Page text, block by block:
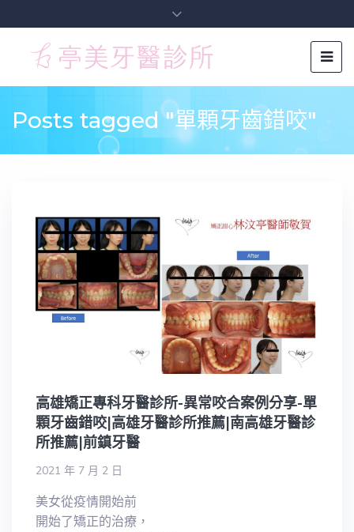
Posts tagged "單顆牙齒錯咬"
高雄矯正專科牙醫診所-異常咬合案例分享-單
顆牙齒錯咬|高雄牙醫診所推薦|南高雄牙醫診
所推薦|前鎮牙醫
2021 年 7 月 2 日
美女從疫情開始前
開始了矯正的治療，